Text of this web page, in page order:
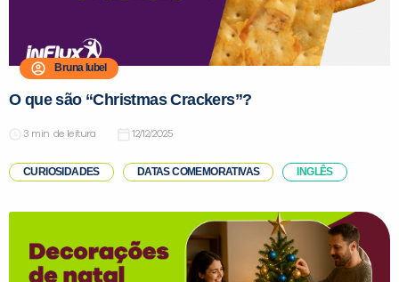
Bruna Iubel
O que são “Christmas Crackers”?
de leitura 12/12/2025
CURIOSIDADES DATAS COMEMORATIVAS INGLÊS